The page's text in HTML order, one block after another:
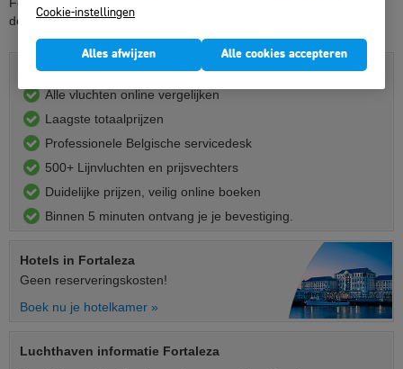
dossierkosten.
Vliegtickets Fortaleza boek je hier:
Alle vluchten online vergelijken
Laagste totaalprijzen
Professionele Belgische servicedesk
500+ Lijnvluchten en prijsvechters
Duidelijke prijzen, veilig online boeken
Binnen 5 minuten ontvang je je bevestiging.
Hotels in Fortaleza
Geen reserveringskosten!
Boek nu je hotelkamer »
Luchthaven informatie Fortaleza
Cookie-instellingen
Alles afwijzen Alle cookies accepteren